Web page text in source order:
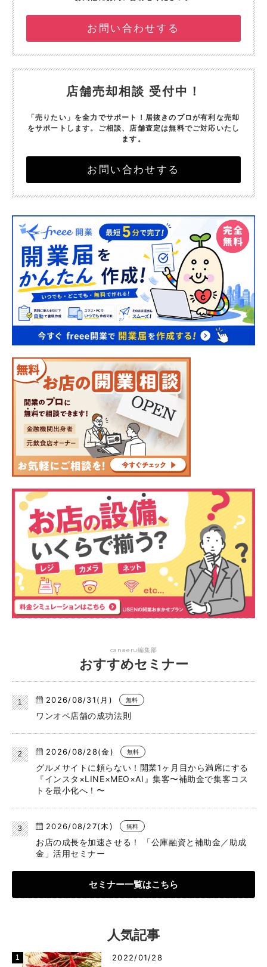
お問い合わせする
店舗売却相談 受付中！
「売りたい」を全力でサポート！ 居抜きのプロが有利な売却
をサポートします。 ご相談、店舗査定は無料でご対応いたし
ます。
お問い合わせする
canaeru編集部
おすすめセミナー
2026/08/31(月) 無料
ワンオペ店舗の成功法則
2026/08/28(金) 無料
グルメサイトに頼らない！開業1ヶ月目から満席にする
『インスタ×LINE×MEO×AI』集客〜補助金で集客コス
トを最小化へ！〜
2026/08/27(木) 無料
お店の成長を加速させる！ 「公庫融資と補助金／助成
金」活用セミナー
セミナー一覧はこちら
人気記事
2022/01/28